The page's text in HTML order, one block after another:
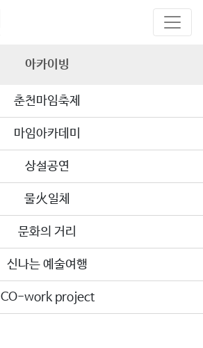
아카이빙
춘천마임축제
마임아카데미
상설공연
물火일체
문화의 거리
신나는 예술여행
CO-work project